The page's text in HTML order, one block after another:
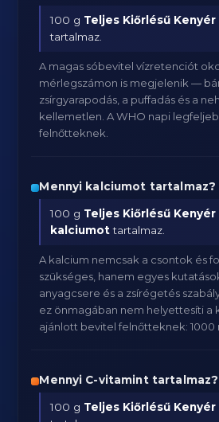
100 g Teljes Kiőrlésű Kenyér
tartalmaz.
A magas sóbevitel vízretenciót
mérlegszámon is megjelenik —
zsírgyarapodás, a puffadás és a
kellemetlen. A WHO napi
felnőtteknek.
Mennyi kalciumot tartalmaz?
100 g Teljes Kiőrlésű Kenyér
kalciumottartalmaz.
A kalcium nemcsak a csontok és
szükséges, hanem egyes
anyagcsere és a zsírégetés
ez önmagában nem helyettesíti a
ajánlott bevitel felnőtteknek: 1000
Mennyi C-vitamint tartalmaz?
100 g Teljes Kiőrlésű Kenyér